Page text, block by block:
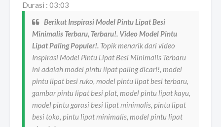
Durasi : 03:03
Berikut Inspirasi Model Pintu Lipat Besi
Minimalis Terbaru, Terbaru!. Video Model Pintu
Lipat Paling Populer!. Topik menarik dari video
Inspirasi Model Pintu Lipat Besi Minimalis Terbaru
ini adalah model pintu lipat paling dicari!, model
pintu lipat besi ruko, model pintu lipat besi terbaru,
gambar pintu lipat besi plat, model pintu lipat kayu,
model pintu garasi besi lipat minimalis, pintu lipat
besi toko, pintu lipat minimalis, model pintu lipat